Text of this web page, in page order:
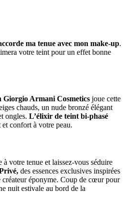
ma tenue avec mon make-up.
votre teint pour un effet bonne
Giorgio Armani Cosmetics joue cette
chauds, un nude bronzé élégant
ongles. L’élixir de teint bi-phasé
et confort à votre peau.
votre tenue et laissez-vous séduire
, des essences exclusives inspirées
créateur éponyme. Coup de cœur pour
nuit estivale au bord de la